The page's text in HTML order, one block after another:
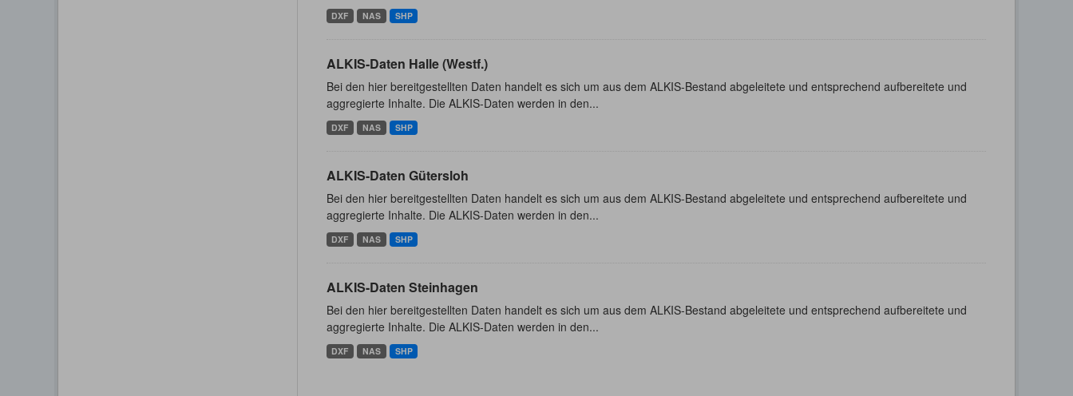
DXF NAS SHP
ALKIS-Daten Halle (Westf.)
Bei den hier bereitgestellten Daten handelt es sich um aus dem ALKIS-Bestand abgeleitete und entsprechend aufbereitete und
aggregierte Inhalte. Die ALKIS-Daten werden in den...
DXF NAS SHP
ALKIS-Daten Gütersloh
Bei den hier bereitgestellten Daten handelt es sich um aus dem ALKIS-Bestand abgeleitete und entsprechend aufbereitete und
aggregierte Inhalte. Die ALKIS-Daten werden in den...
DXF NAS SHP
ALKIS-Daten Steinhagen
Bei den hier bereitgestellten Daten handelt es sich um aus dem ALKIS-Bestand abgeleitete und entsprechend aufbereitete und
aggregierte Inhalte. Die ALKIS-Daten werden in den...
DXF NAS SHP